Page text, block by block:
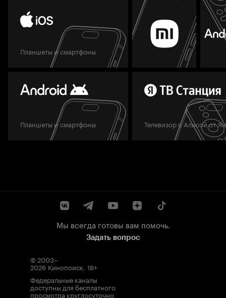
Планшеты и смартфоны
Планшеты и смартфоны Телевизор с Алисой от
Мы всегда готовы вам помочь.
Задать вопрос
© 2003–
2026 Кинопоиск. 18+
Федеральные каналы
доступны для бесплатного
просмотра круглосуточно